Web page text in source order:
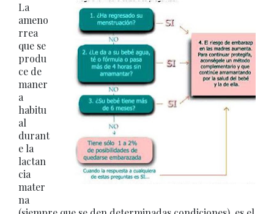
La
ameno
rrea
que se
produ
ce de
maner
a
habitu
al
durant
e la
lactan
cia
mater
na